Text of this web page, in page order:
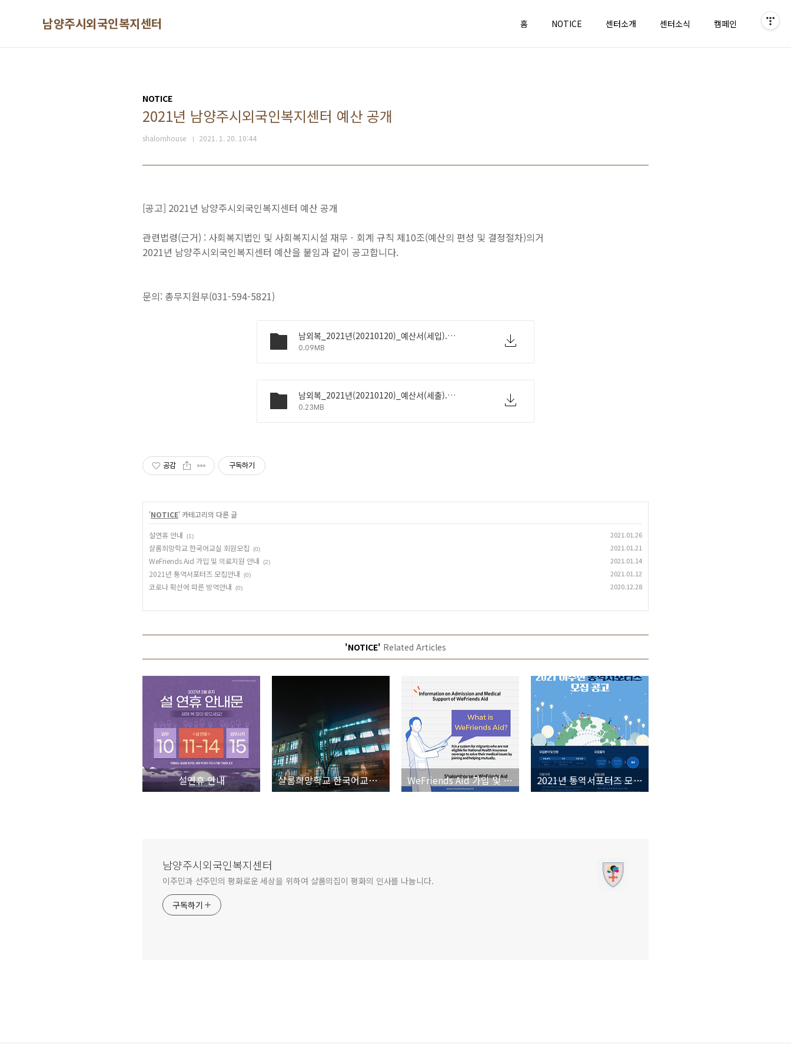
남양주시외국인복지센터 홈 NOTICE 센터소개 센터소식 캠페인
NOTICE
2021년 남양주시외국인복지센터 예산 공개
shalomhouse 2021. 1. 20. 10:44
[공고] 2021년 남양주시외국인복지센터 예산 공개
관련법령(근거) : 사회복지법인 및 사회복지시설 재무ㆍ회계 규칙 제10조(예산의 편성 및 결정절차)의거
2021년 남양주시외국인복지센터 예산을 붙임과 같이 공고합니다.
문의: 총무지원부(031-594-5821)
남외복_2021년(20210120)_예산서(세입).pdf
0.09MB
남외복_2021년(20210120)_예산서(세출).pdf
0.23MB
공감 구독하기
'NOTICE' 카테고리의 다른 글
설연휴 안내 (1) 2021.01.26
샬롬희망학교 한국어교실 회원모집 (0) 2021.01.21
WeFriends Aid 가입 및 의료지원 안내 (2) 2021.01.14
2021년 통역서포터즈 모집안내 (0) 2021.01.12
코로나 확산에 따른 방역안내 (0) 2020.12.28
'NOTICE' Related Articles
설연휴 안내 샬롬희망학교 한국어교실 회원모집 WeFriends Aid 가입 및 의료지원 안내 2021년 통역서포터즈 모집안내
남양주시외국인복지센터
이주민과 선주민의 평화로운 세상을 위하여 샬롬의집이 평화의 인사를 나눕니다.
구독하기